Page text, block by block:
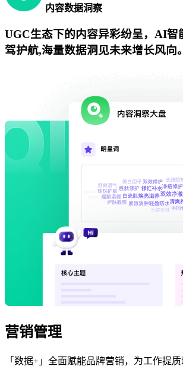
内容数据洞察
UGC生态下的内容异彩纷呈，AI智
驾护航,海量数据洞见未来增长风向。
营销管理
「数据+」全面赋能品牌营销，为工作提